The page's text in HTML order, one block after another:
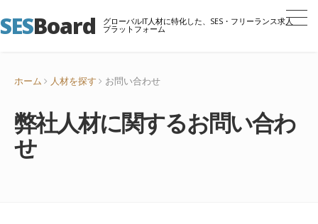
SESBoard グローバルIT人材に特化した、SES・フリーランス求人
プラットフォーム
ホーム 人材を探す お問い合わせ
弊社人材に関するお問い合わ
せ